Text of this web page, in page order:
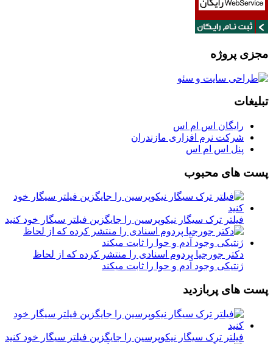
مجزی پروژه
تبلیغات
رایگان اس ام اس
شرکت نرم افزاری مازندران
پنل اس ام اس
پست های محبوب
فیلتر ترک سیگار نیکوپرسین را جایگزین فیلتر سیگار خود کنید
دکتر جورجیا پردوم اسنادی را منتشر کرده که از لحاظ
ژنتیکی وجود آدم و حوا را ثابت میکند
پست های پربازدید
فیلتر ترک سیگار نیکوپرسین را جایگزین فیلتر سیگار خود کنید